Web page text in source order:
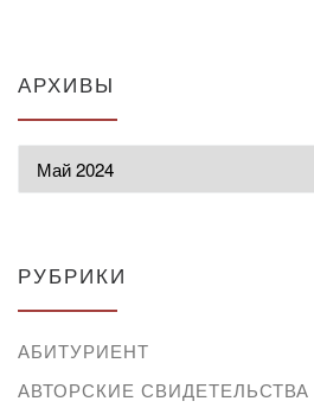
АРХИВЫ
РУБРИКИ
АБИТУРИЕНТ
АВТОРСКИЕ СВИДЕТЕЛЬСТВА